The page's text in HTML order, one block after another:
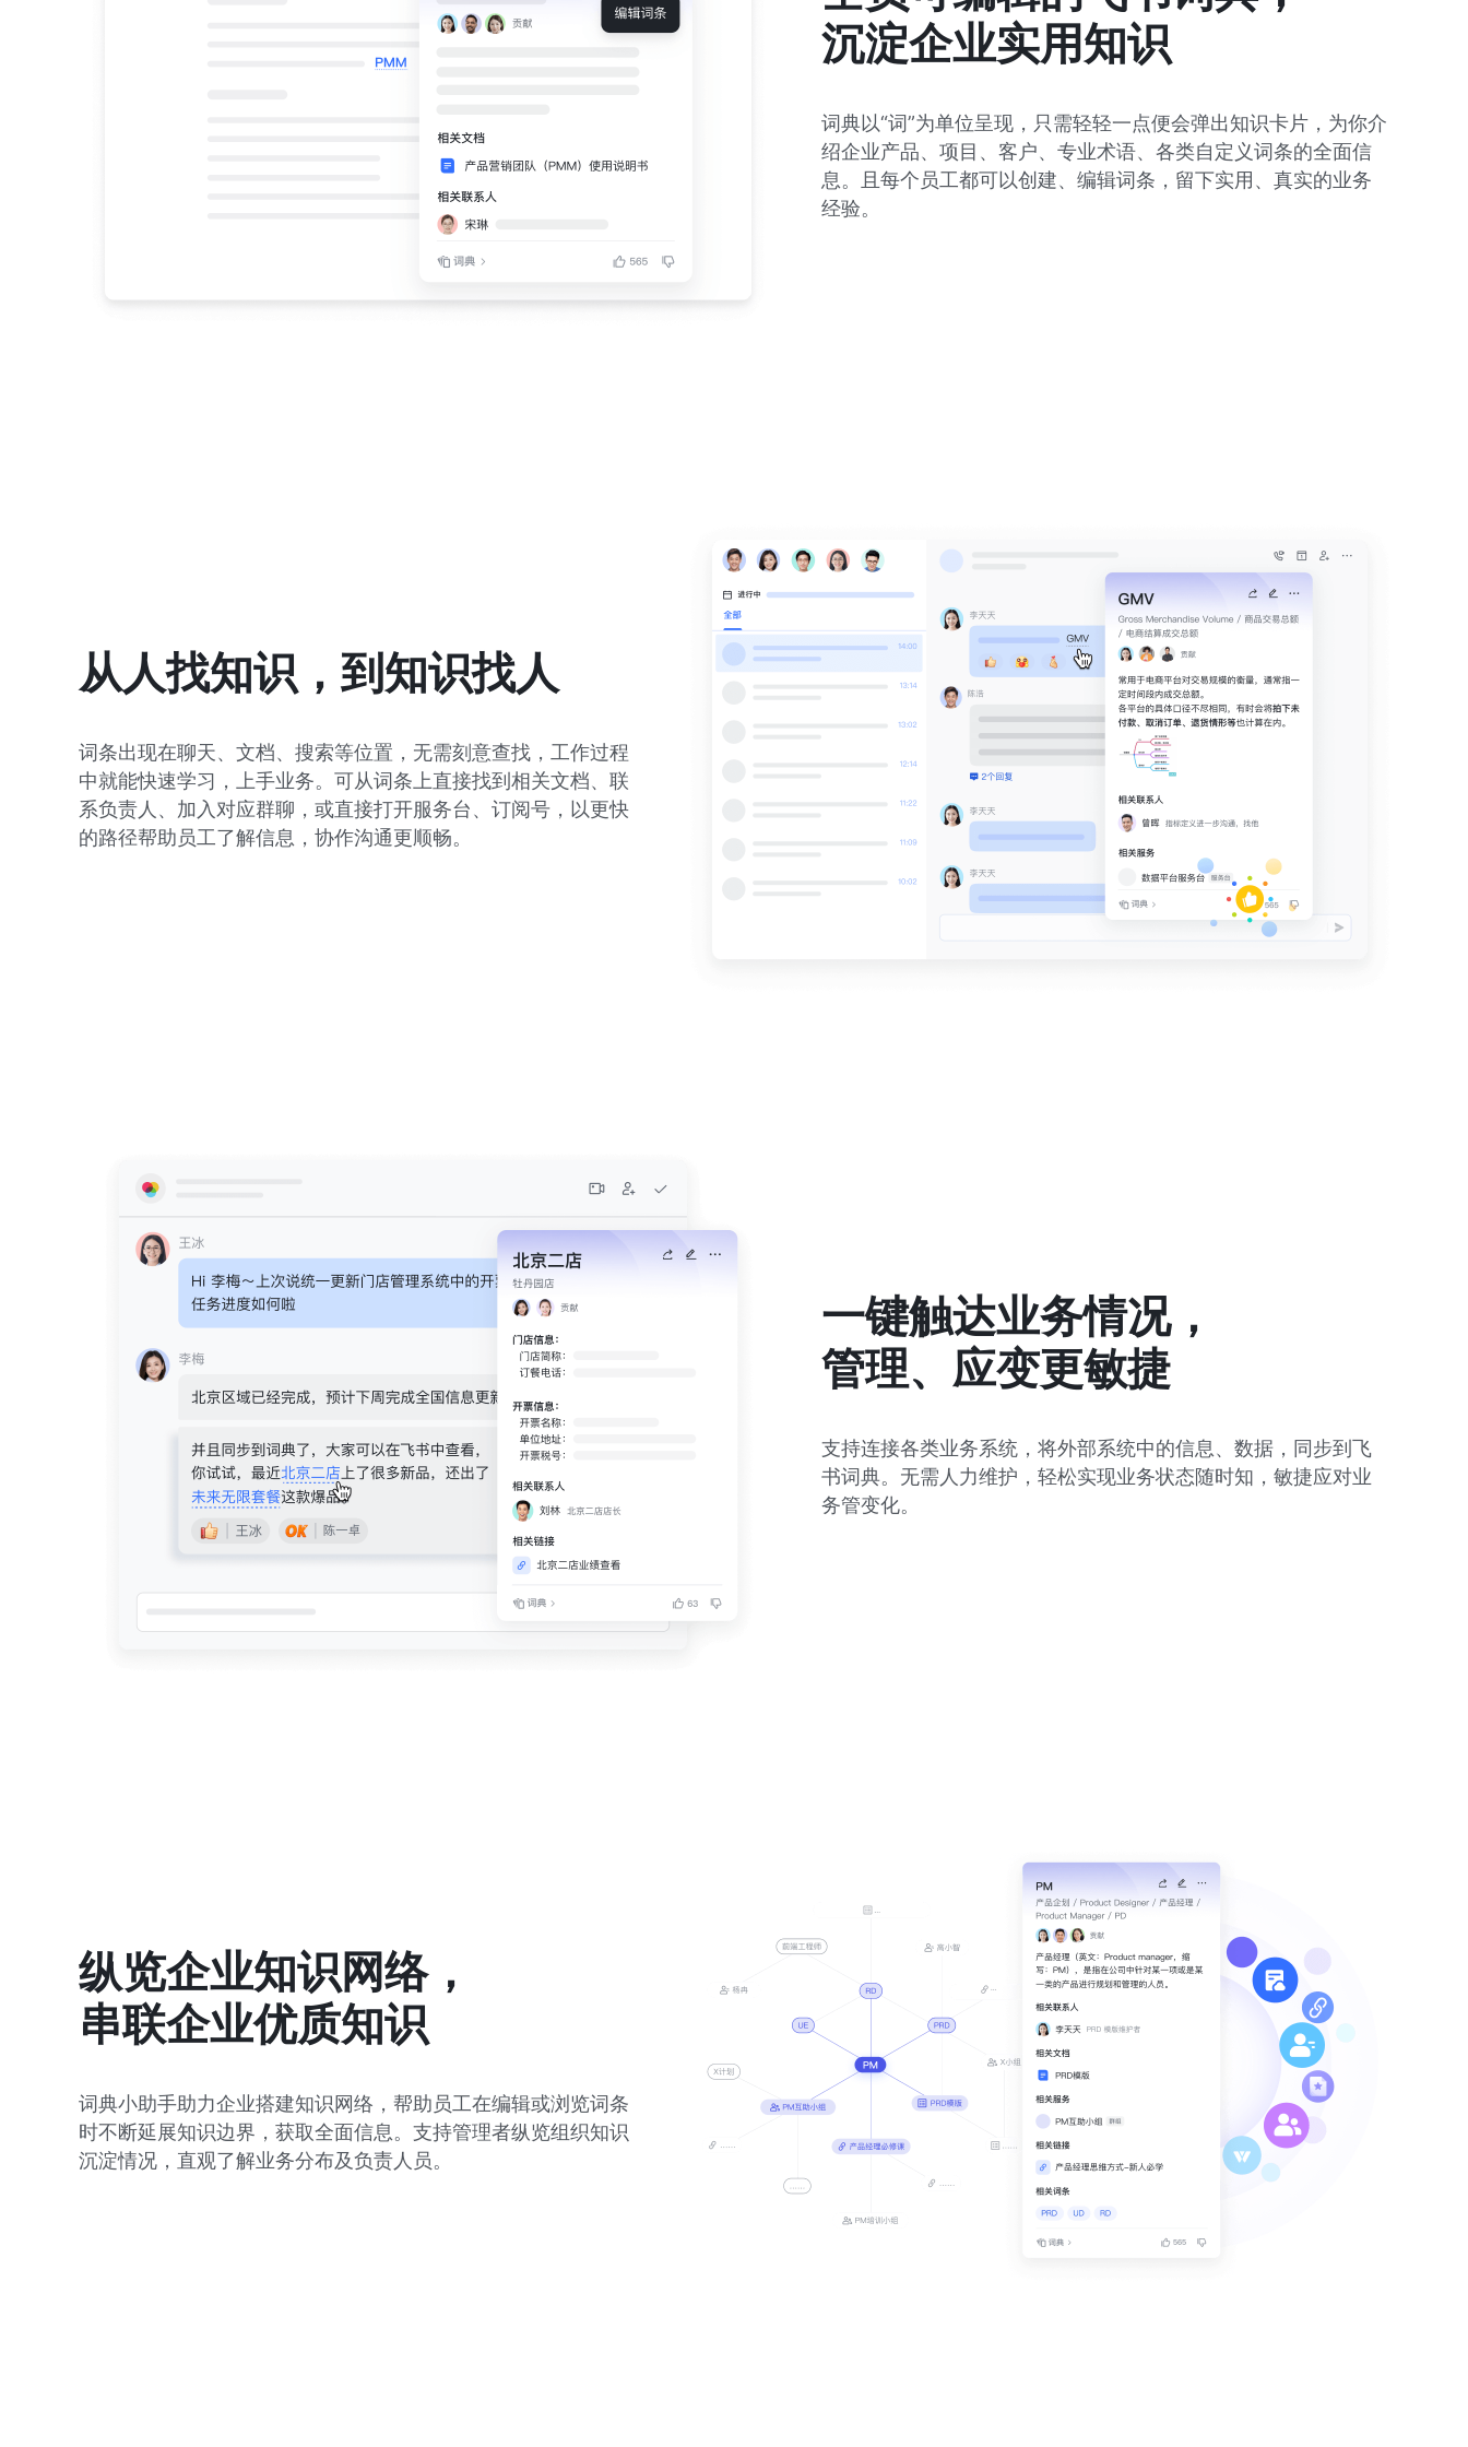
沉淀企业实用知识
词典以“词”为单位呈现，只需轻轻一点便会弹出知识卡片，为你介
绍企业产品、项目、客户、专业术语、各类自定义词条的全面信
息。且每个员工都可以创建、编辑词条，留下实用、真实的业务
经验。
从人找知识，到知识找人
词条出现在聊天、文档、搜索等位置，无需刻意查找，工作过程
中就能快速学习，上手业务。可从词条上直接找到相关文档、联
系负责人、加入对应群聊，或直接打开服务台、订阅号，以更快
的路径帮助员工了解信息，协作沟通更顺畅。
一键触达业务情况，
管理、应变更敏捷
支持连接各类业务系统，将外部系统中的信息、数据，同步到飞
书词典。无需人力维护，轻松实现业务状态随时知，敏捷应对业
务管变化。
纵览企业知识网络，
串联企业优质知识
词典小助手助力企业搭建知识网络，帮助员工在编辑或浏览词条
时不断延展知识边界，获取全面信息。支持管理者纵览组织知识
沉淀情况，直观了解业务分布及负责人员。